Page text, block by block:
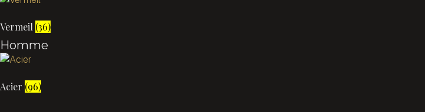
Vermeil (36)
Homme
Acier (96)